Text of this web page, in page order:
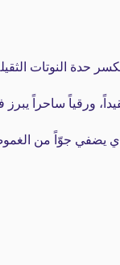
حدة النوتات
ورقياً ساحراً يبرز
يضفي جوّاً من